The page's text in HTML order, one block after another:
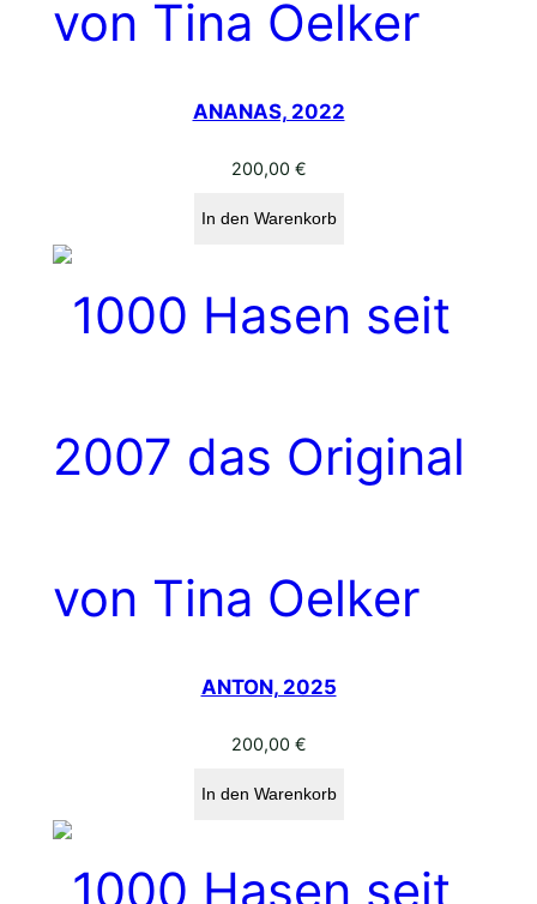
ANANAS, 2022
200,00 €
In den Warenkorb
ANTON, 2025
200,00 €
In den Warenkorb